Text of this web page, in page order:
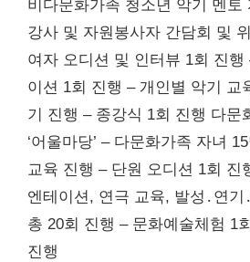
비다문화가족 청소년 악기 멘토
강사 및 자원봉사자 간담회 및
여자 오디션 및 인터뷰 1회 진행
이션 1회 진행 – 개인별 악기 교
기 진행 – 종강식 1회 진행 다문
‘어울마당’ – 다문화가족 자녀
교육 진행 – 단원 오디션 1회 진
엔테이션, 연극 교육, 발성․연기
총 20회 진행 – 문화예술체험 1
진행